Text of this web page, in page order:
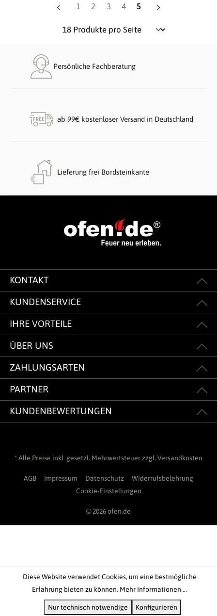
Seite
1 Seite
2 Seite
3 Seite
4 Seite
5
Persönliche Fachberatung
ab 99€ kostenloser Versand in Deutschland
Lieferung frei Bordsteinkante
KONTAKT
KUNDENSERVICE
IHRE VORTEILE
ÜBER UNS
ZAHLUNGSARTEN
PARTNER
KUNDENBEWERTUNGEN
* Alle Preise inkl. gesetzl. Mehrwertsteuer zzgl. Versandkosten
AGB Impressum Datenschutz
Widerrufsbelehrung
Cookie-Einstellungen
© 2026 ofen.de
Diese Website verwendet Cookies, um eine bestmögliche
Erfahrung bieten zu können. Mehr Informationen ...
Nur technisch notwendige Konfigurieren